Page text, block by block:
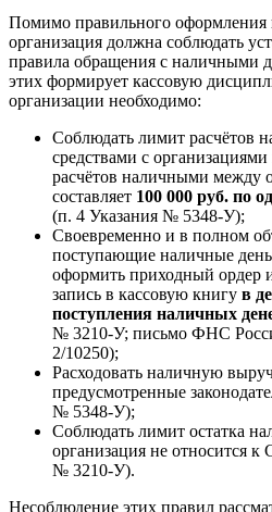
Помимо правильного оформления
организация должна соблюдать
правила обращения с наличными
этих формирует кассовую
организации необходимо:
Соблюдать лимит расчётов
средствами с
расчётов наличными между
составляет 100 000 руб. по
(п. 4 Указания № 5348-У);
Своевременно и в полном
поступающие наличные
оформить приходный ордер
запись в кассовую книгу в
поступления наличных
№ 3210-У; письмо ФНС
2/10250);
Расходовать наличную
предусмотренные
№ 5348-У);
Соблюдать лимит остатка
организация не относится
№ 3210-У).
Несоблюдение этих правил